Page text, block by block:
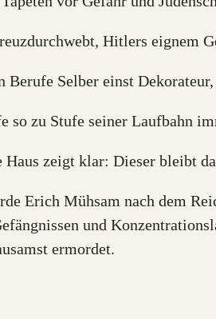
Hitlers eignem
Selber einst Dekorateur,
so zu Stufe seiner Laufbahn
Haus zeigt klar: Dieser bleibt
Erich Mühsam nach dem
und
ermordet.